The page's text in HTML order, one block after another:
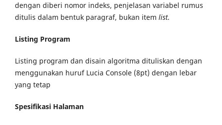
dengan diberi nomor indeks, penjelasan variabel rumus
ditulis dalam bentuk paragraf, bukan item list.
Listing Program
Listing program dan disain algoritma dituliskan dengan
menggunakan huruf Lucia Console (8pt) dengan lebar
yang tetap
Spesifikasi Halaman